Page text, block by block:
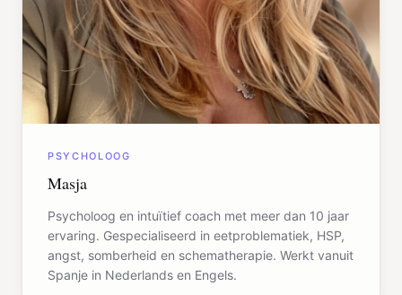
PSYCHOLOOG
Masja
Psycholoog en intuïtief coach met meer dan 10 jaar
ervaring. Gespecialiseerd in eetproblematiek, HSP,
angst, somberheid en schematherapie. Werkt vanuit
Spanje in Nederlands en Engels.